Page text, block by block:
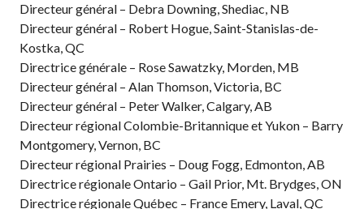
Informations sur le
programme
d’arbitrage
Avantages pour les
membres
Directeur général – Debra Downing, Shediac, NB
Directeur général – Robert Hogue, Saint-Stanislas-de-
Kostka, QC
Directrice générale – Rose Sawatzky, Morden, MB
Directeur général – Alan Thomson, Victoria, BC
Directeur général – Peter Walker, Calgary, AB
Directeur régional Colombie-Britannique et Yukon – Barry
Montgomery, Vernon, BC
Directeur régional Prairies – Doug Fogg, Edmonton, AB
Directrice régionale Ontario – Gail Prior, Mt. Brydges, ON
Directrice régionale Québec – France Emery, Laval, QC